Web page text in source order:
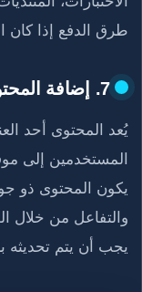
طرق الدفع إذا كان
7. إضافة المحتوى للموقع الإلكتروني
يُعد المحتوى أحد
المستخدمين إلى
يكون المحتوى ذو
والتفاعل من خلال
يجب أن يتم تحديثه